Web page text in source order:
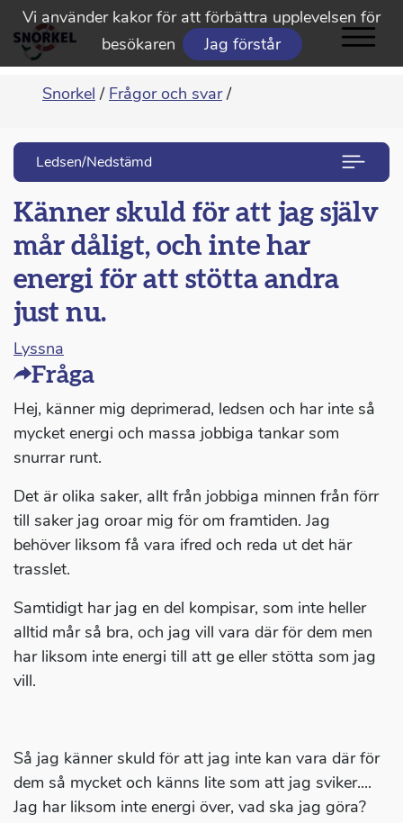
Vi använder kakor för att förbättra upplevelsen för
besökaren
Jag förstår
Snorkel / Frågor och svar /
Ledsen/Nedstämd
Känner skuld för att jag själv
mår dåligt, och inte har
energi för att stötta andra
just nu.
Lyssna
Fråga
Hej, känner mig deprimerad, ledsen och har inte så
mycket energi och massa jobbiga tankar som
snurrar runt.
Det är olika saker, allt från jobbiga minnen från förr
till saker jag oroar mig för om framtiden. Jag
behöver liksom få vara ifred och reda ut det här
trasslet.
Samtidigt har jag en del kompisar, som inte heller
alltid mår så bra, och jag vill vara där för dem men
har liksom inte energi till att ge eller stötta som jag
vill.
Så jag känner skuld för att jag inte kan vara där för
dem så mycket och känns lite som att jag sviker....
Jag har liksom inte energi över, vad ska jag göra?